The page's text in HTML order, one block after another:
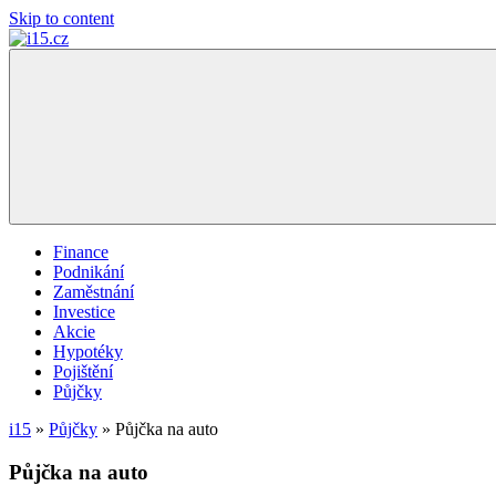
Skip to content
Finance
Podnikání
Zaměstnání
Investice
Akcie
Hypotéky
Pojištění
Půjčky
i15 » Půjčky » Půjčka na auto
Půjčka na auto